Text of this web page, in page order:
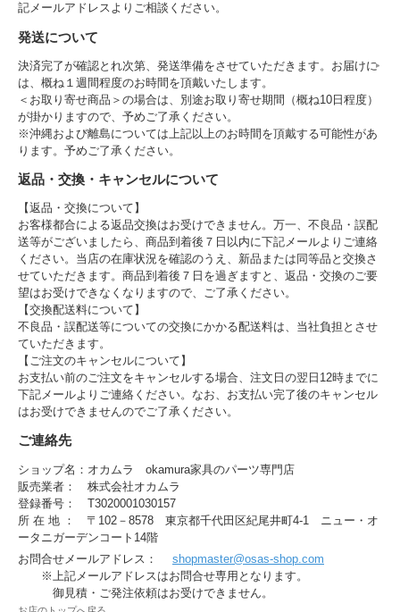
記メールアドレスよりご相談ください。
発送について
決済完了が確認とれ次第、発送準備をさせていただきます。お届けに
は、概ね１週間程度のお時間を頂戴いたします。
＜お取り寄せ商品＞の場合は、別途お取り寄せ期間（概ね10日程度）
が掛かりますので、予めご了承ください。
※沖縄および離島については上記以上のお時間を頂戴する可能性があ
ります。予めご了承ください。
返品・交換・キャンセルについて
【返品・交換について】
お客様都合による返品交換はお受けできません。万一、不良品・誤配
送等がございましたら、商品到着後７日以内に下記メールよりご連絡
ください。当店の在庫状況を確認のうえ、新品または同等品と交換さ
せていただきます。商品到着後７日を過ぎますと、返品・交換のご要
望はお受けできなくなりますので、ご了承ください。
【交換配送料について】
不良品・誤配送等についての交換にかかる配送料は、当社負担とさせ
ていただきます。
【ご注文のキャンセルについて】
お支払い前のご注文をキャンセルする場合、注文日の翌日12時までに
下記メールよりご連絡ください。なお、お支払い完了後のキャンセル
はお受けできませんのでご了承ください。
ご連絡先
ショップ名：オカムラ okamura家具のパーツ専門店
販売業者： 株式会社オカムラ
登録番号： T3020001030157
所 在 地 ： 〒102－8578 東京都千代田区紀尾井町4-1 ニュー・オ
ータニガーデンコート14階
お問合せメールアドレス： shopmaster@osas-shop.com
※上記メールアドレスはお問合せ専用となります。
御見積・ご発注依頼はお受けできません。